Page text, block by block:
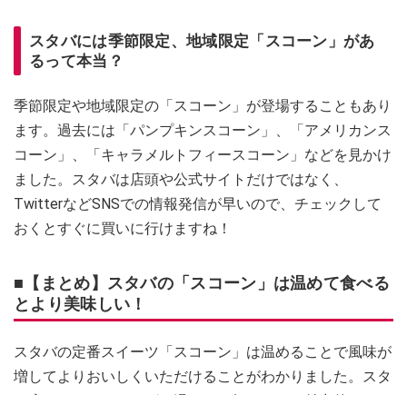
スタバには季節限定、地域限定「スコーン」があ
るって本当？
季節限定や地域限定の「スコーン」が登場することもあり
ます。過去には「パンプキンスコーン」、「アメリカンス
コーン」、「キャラメルトフィースコーン」などを見かけ
ました。スタバは店頭や公式サイトだけではなく、
TwitterなどSNSでの情報発信が早いので、チェックして
おくとすぐに買いに行けますね！
■【まとめ】スタバの「スコーン」は温めて食べる
とより美味しい！
スタバの定番スイーツ「スコーン」は温めることで風味が
増してよりおいしくいただけることがわかりました。スタ